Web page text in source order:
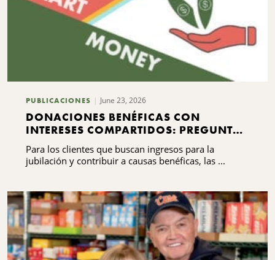
PUBLICACIONES June 23, 2026
DONACIONES BENÉFICAS CON
INTERESES COMPARTIDOS: PREGUNTAS
FRECUENTES QUE DEBES SABER
Para los clientes que buscan ingresos para la
jubilación y contribuir a causas benéficas, las ...